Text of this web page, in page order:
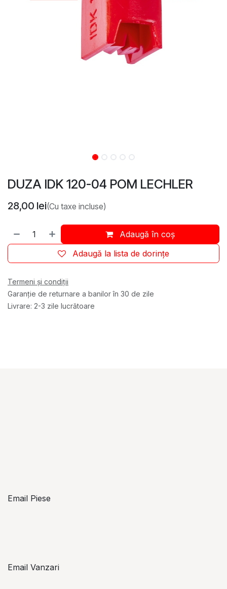
DUZA IDK 120-04 POM LECHLER
28,00 lei(Cu taxe incluse)
Adaugă în coș
Adaugă la lista de dorințe
Termeni și condiții
Garanție de returnare a banilor în 30 de zile
Livrare: 2-3 zile lucrătoare
Email Piese
Email Vanzari